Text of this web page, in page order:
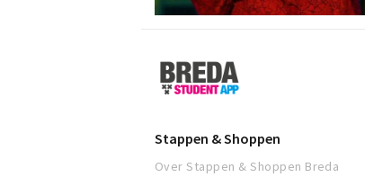
Breda
Student
App
Stappen & Shoppen
Over Stappen & Shoppen Breda